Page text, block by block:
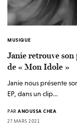
MUSIQUE
Janie retrouve
de « Mon Idole »
Janie nous présente
EP, dans un clip…
PAR ANOUSSA CHEA
27 MARS 2021